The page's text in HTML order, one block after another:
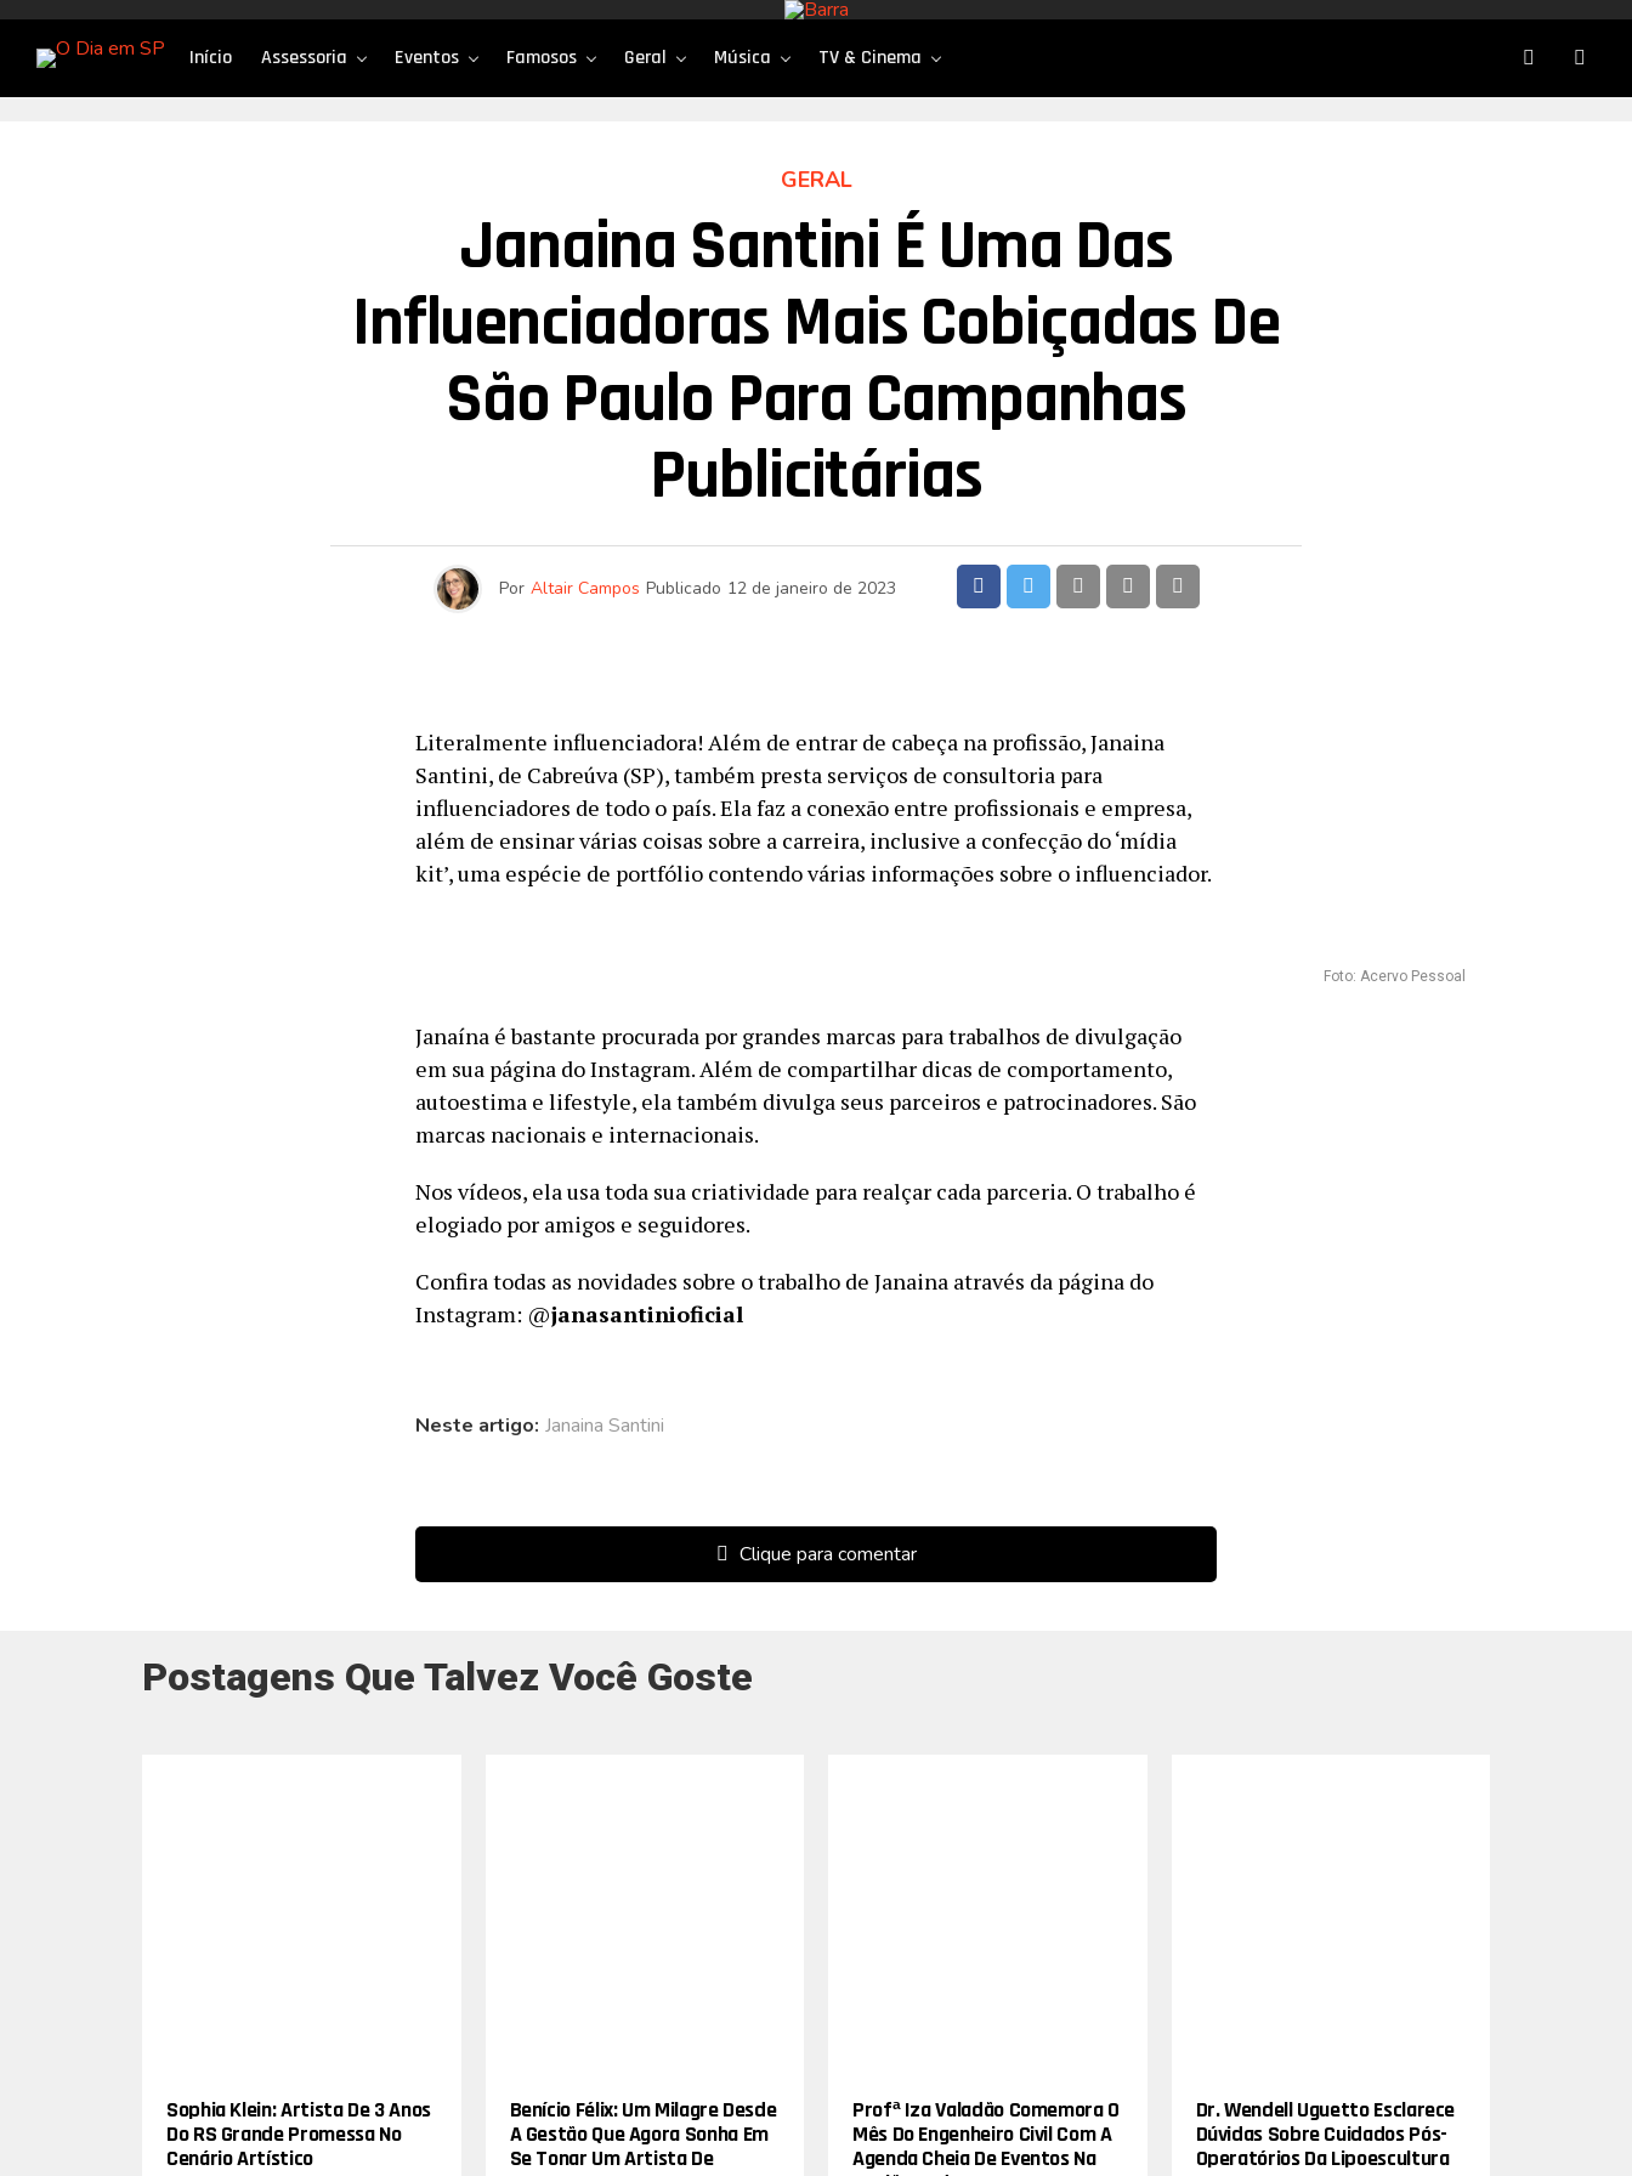
Início Assessoria Eventos Famosos Geral Música TV & Cinema
GERAL
Janaina Santini É Uma Das
Influenciadoras Mais Cobiçadas De
São Paulo Para Campanhas
Publicitárias
Por Altair Campos Publicado 12 de janeiro de 2023
Literalmente influenciadora! Além de entrar de cabeça na profissão, Janaina
Santini, de Cabreúva (SP), também presta serviços de consultoria para
influenciadores de todo o país. Ela faz a conexão entre profissionais e empresa,
além de ensinar várias coisas sobre a carreira, inclusive a confecção do ‘mídia
kit’, uma espécie de portfólio contendo várias informações sobre o influenciador.
Foto: Acervo Pessoal
Janaína é bastante procurada por grandes marcas para trabalhos de divulgação
em sua página do Instagram. Além de compartilhar dicas de comportamento,
autoestima e lifestyle, ela também divulga seus parceiros e patrocinadores. São
marcas nacionais e internacionais.
Nos vídeos, ela usa toda sua criatividade para realçar cada parceria. O trabalho é
elogiado por amigos e seguidores.
Confira todas as novidades sobre o trabalho de Janaina através da página do
Instagram: @janasantinioficial
Neste artigo: Janaina Santini
Clique para comentar
Postagens Que Talvez Você Goste
Sophia Klein: Artista De 3 Anos
Do RS Grande Promessa No
Cenário Artístico
Benício Félix: Um Milagre Desde
A Gestão Que Agora Sonha Em
Se Tonar Um Artista De
Profª Iza Valadão Comemora O
Mês Do Engenheiro Civil Com A
Agenda Cheia De Eventos Na
Dr. Wendell Uguetto Esclarece
Dúvidas Sobre Cuidados Pós-
Operatórios Da Lipoescultura